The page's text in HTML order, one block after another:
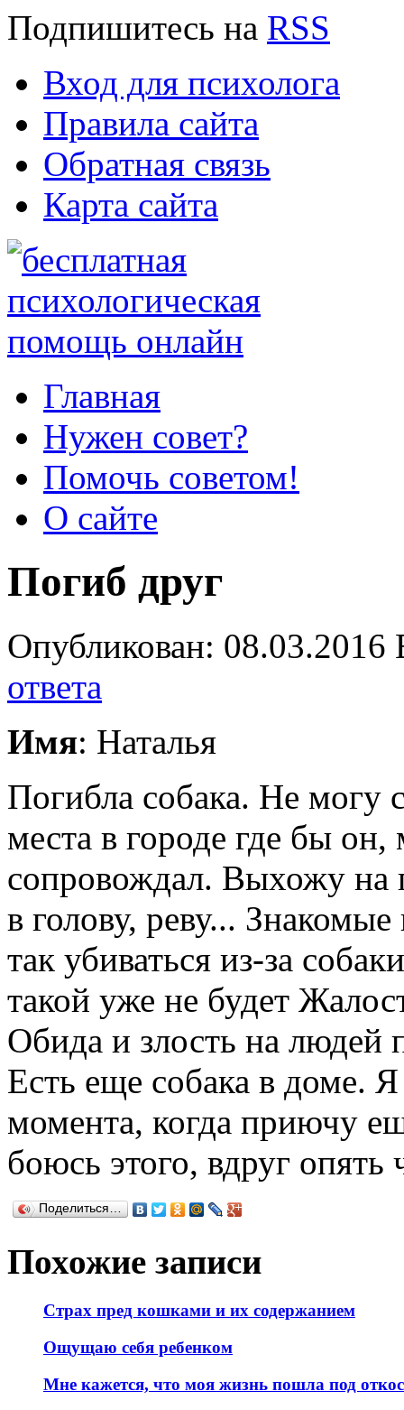
Подпишитесь на RSS
Вход для психолога
Правила сайта
Обратная связь
Карта сайта
Главная
Нужен совет?
Помочь советом!
О сайте
Погиб друг
Опубликован:
ответа
Имя: Наталья
Погибла собака. Не могу
места в городе где бы
сопровождал. Выхожу на
в голову, реву...
так убиваться из-за
такой уже не будет
Обида и злость на
Есть еще собака в доме.
момента, когда приючу
боюсь этого, вдруг опять
Поделиться…
Похожие записи
Страх пред кошками и их содержанием
Ощущаю себя ребенком
Мне кажется, что моя жизнь пошла под откос